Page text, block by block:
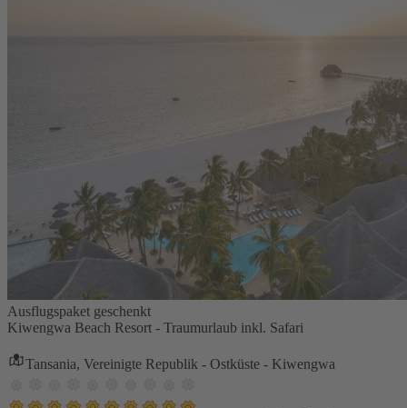
Ausflugspaket geschenkt
Kiwengwa Beach Resort - Traumurlaub inkl. Safari
Tansania, Vereinigte Republik - Ostküste - Kiwengwa